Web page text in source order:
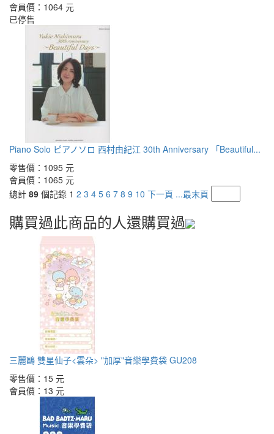
會員價： 1064 元
已停售
Piano Solo ピアノソロ 西村由紀江 30th Anniversary 「Beautiful...
零售價： 1095 元
會員價： 1065 元
總計 89 個記錄 1 2 3 4 5 6 7 8 9 10 下一頁 ...最末頁
購買過此商品的人還購買過
三麗鷗 雙星仙子<雲朵> "加厚"音樂學費袋 GU208
零售價： 15 元
會員價： 13 元